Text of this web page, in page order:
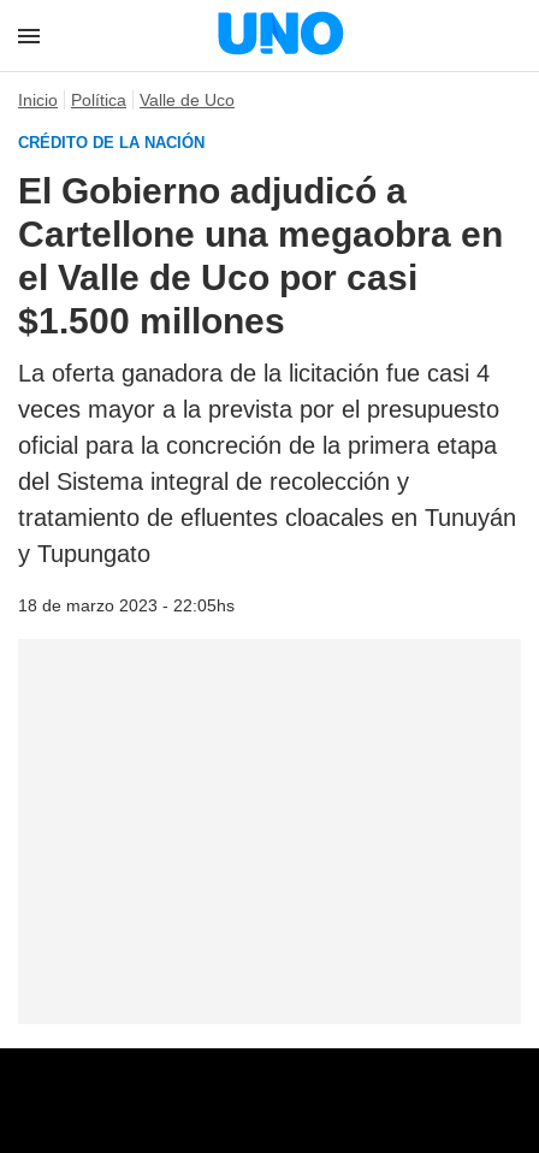
Inicio Política Valle de Uco
CRÉDITO DE LA NACIÓN
El Gobierno adjudicó a
Cartellone una megaobra en
el Valle de Uco por casi
$1.500 millones
La oferta ganadora de la licitación fue casi 4
veces mayor a la prevista por el presupuesto
oficial para la concreción de la primera etapa
del Sistema integral de recolección y
tratamiento de efluentes cloacales en Tunuyán
y Tupungato
18 de marzo 2023 - 22:05hs